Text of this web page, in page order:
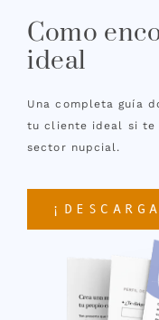
Como
ideal
Una completa guía
tu cliente ideal si te
sector nupcial.